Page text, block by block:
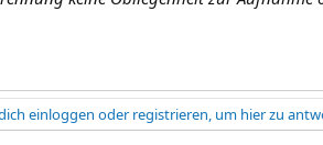
einloggen oder registrieren, um hier zu